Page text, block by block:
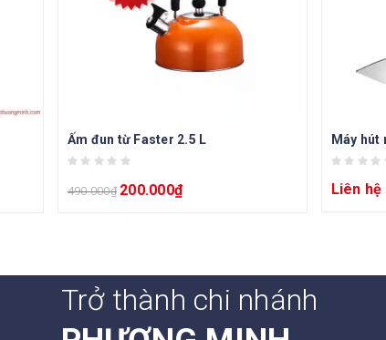
Ấm đun từ Faster 2.5 L
490.000₫ 200.000₫ Liên hệ
Trở thành chi nhánh